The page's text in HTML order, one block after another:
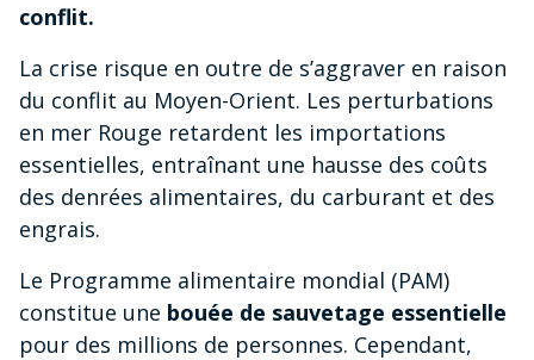
conflit.
La crise risque en outre de s’aggraver en raison
du conflit au Moyen-Orient. Les perturbations
en mer Rouge retardent les importations
essentielles, entraînant une hausse des coûts
des denrées alimentaires, du carburant et des
engrais.
Le Programme alimentaire mondial (PAM)
constitue une bouée de sauvetage essentielle
pour des millions de personnes. Cependant,